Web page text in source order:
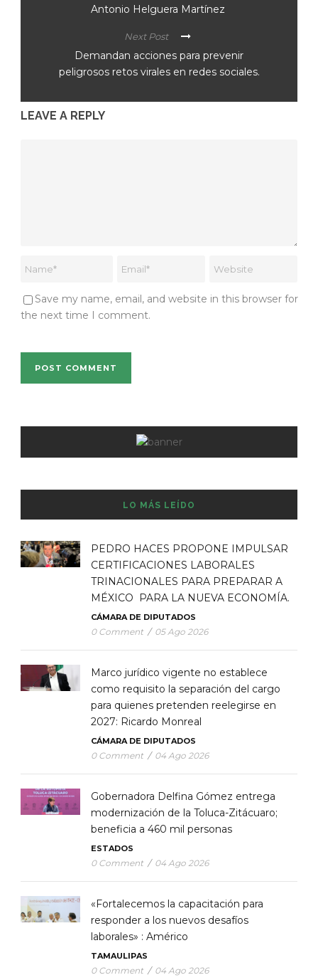
Antonio Helguera Martínez
Next Post
Demandan acciones para prevenir
peligrosos retos virales en redes sociales.
LEAVE A REPLY
Save my name, email, and website in this browser for
the next time I comment.
LO MÁS LEÍDO
PEDRO HACES PROPONE IMPULSAR
CERTIFICACIONES LABORALES
TRINACIONALES PARA PREPARAR A
MÉXICO PARA LA NUEVA ECONOMÍA.
CÁMARA DE DIPUTADOS
0 Comment / 05 Ago 2026
Marco jurídico vigente no establece
como requisito la separación del cargo
para quienes pretenden reelegirse en
2027: Ricardo Monreal
CÁMARA DE DIPUTADOS
0 Comment / 04 Ago 2026
Gobernadora Delfina Gómez entrega
modernización de la Toluca-Zitácuaro;
beneficia a 460 mil personas
ESTADOS
0 Comment / 04 Ago 2026
«Fortalecemos la capacitación para
responder a los nuevos desafíos
laborales» : Américo
TAMAULIPAS
0 Comment / 04 Ago 2026